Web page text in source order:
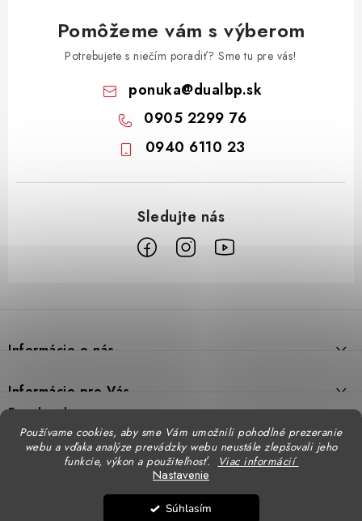
Používame cookies, aby sme Vám umožnili pohodlné prezeranie
webu a vďaka analýze prevádzky webu neustále zlepšovali jeho
funkcie, výkon a použiteľnosť.
Viac informácií
Nastavenie
Súhlasím
Pomôžeme vám s výberom
Potrebujete s niečím poradiť? Sme tu pre vás!
ponuka@dualbp.sk
0905 2299 76
0940 6110 23
p
i
Informácie o nás
Prečo DUAL BP
Predajne
Doprava
Informácie pre Vás
Formulár na výmenu tovaru
Facebook
Katalógy
STENSO - kompletné OOPP